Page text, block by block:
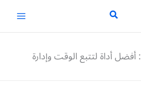
مراجعة أداة Clockify: أفضل أداة لتتبع الوقت وإدارة